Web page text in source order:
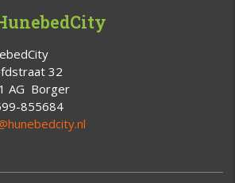
32
AG Borger
855684